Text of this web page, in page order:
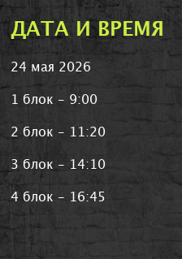
ДАТА И ВРЕМЯ
24 мая 2026
1 блок - 9:00
2 блок - 11:20
3 блок - 14:10
4 блок - 16:45